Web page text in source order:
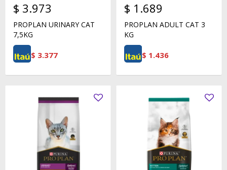
$ 3.973
PROPLAN URINARY CAT
7,5KG
$ 3.377
$ 1.689
PROPLAN ADULT CAT 3
KG
$ 1.436